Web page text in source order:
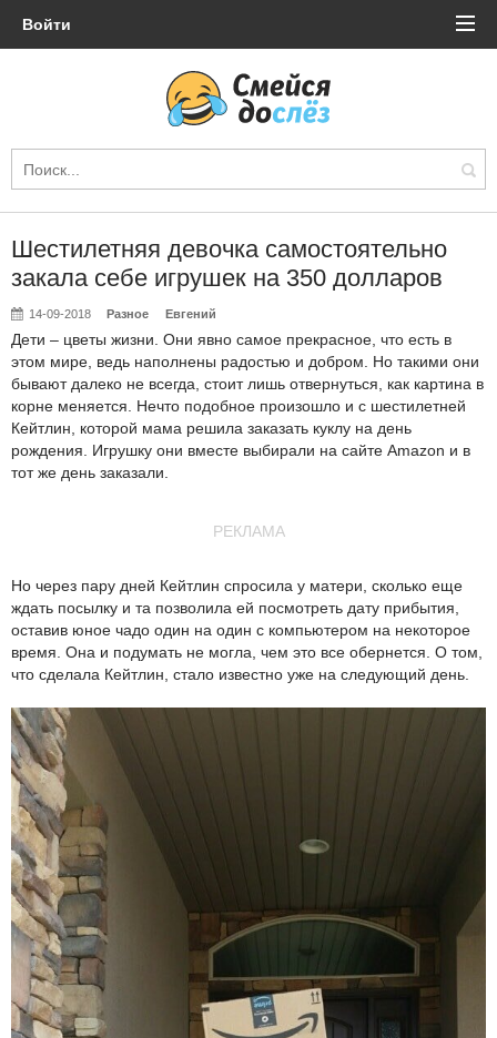
Войти
Шестилетняя девочка самостоятельно
закала себе игрушек на 350 долларов
14-09-2018 Разное Евгений
Дети – цветы жизни. Они явно самое прекрасное, что есть в
этом мире, ведь наполнены радостью и добром. Но такими они
бывают далеко не всегда, стоит лишь отвернуться, как картина в
корне меняется. Нечто подобное произошло и с шестилетней
Кейтлин, которой мама решила заказать куклу на день
рождения. Игрушку они вместе выбирали на сайте Amazon и в
тот же день заказали.
РЕКЛАМА
Но через пару дней Кейтлин спросила у матери, сколько еще
ждать посылку и та позволила ей посмотреть дату прибытия,
оставив юное чадо один на один с компьютером на некоторое
время. Она и подумать не могла, чем это все обернется. О том,
что сделала Кейтлин, стало известно уже на следующий день.